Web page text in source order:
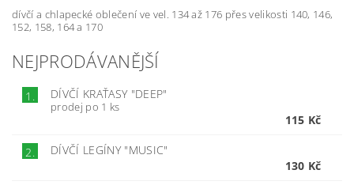
dívčí a chlapecké oblečení ve vel. 134 až 176 přes velikosti 140, 146,
152, 158, 164 a 170
NEJPRODÁVANĚJŠÍ
1. DÍVČÍ KRAŤASY "DEEP"
prodej po 1 ks
115 Kč
2.
DÍVČÍ LEGÍNY "MUSIC"
130 Kč